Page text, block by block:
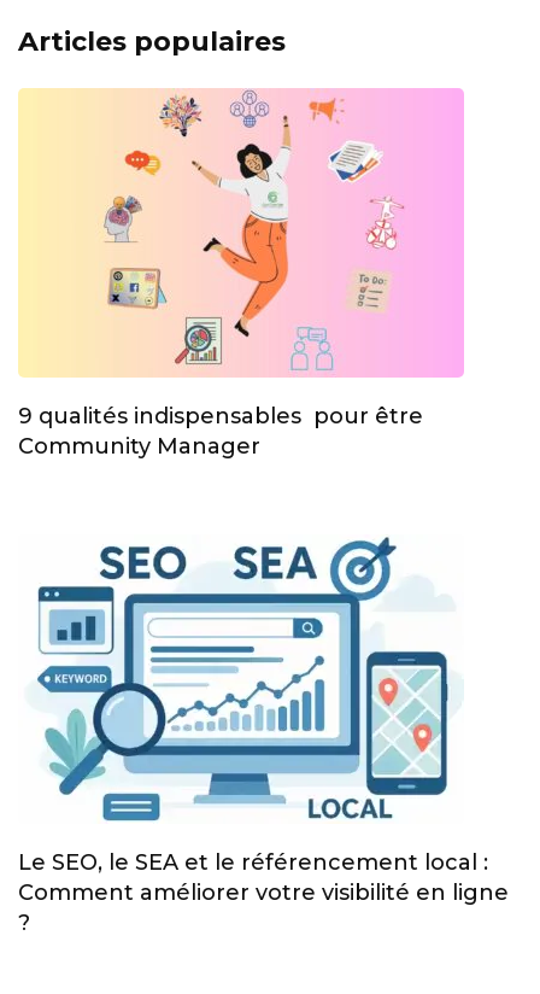
Articles populaires
9 qualités indispensables pour être
Community Manager
Le SEO, le SEA et le référencement local :
Comment améliorer votre visibilité en ligne
?